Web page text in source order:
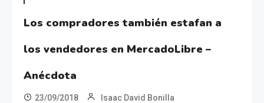
Los compradores también estafan a
los vendedores en MercadoLibre –
Anécdota
23/09/2018 Isaac David Bonilla